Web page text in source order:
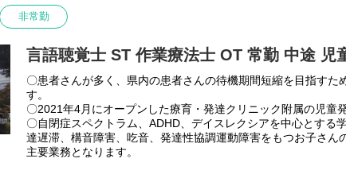
非常勤
言語聴覚士 ST 作業療法士 OT 常勤 中途 児
〇患者さんが多く、県内の患者さんの待機期間短縮を目指すた
す。
〇2021年4月にオープンした療育・発達クリニック附属の児童
〇自閉症スペクトラム、ADHD、デイスレクシアを中心とする
達遅滞、構音障害、吃音、発達性協調運動障害をもつお子さん
主要業務となります。